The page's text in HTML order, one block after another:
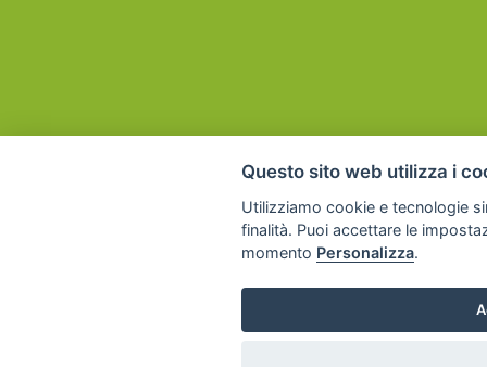
Questo sito web utilizza i
Utilizziamo cookie e tecnologie
finalità. Puoi accettare le
momento Personalizza.